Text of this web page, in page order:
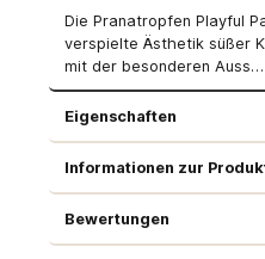
Die Pranatropfen Playful
verspielte Ästhetik süßer
mit der besonderen Auss…
Eigenschaften
Informationen zur
Bewertungen